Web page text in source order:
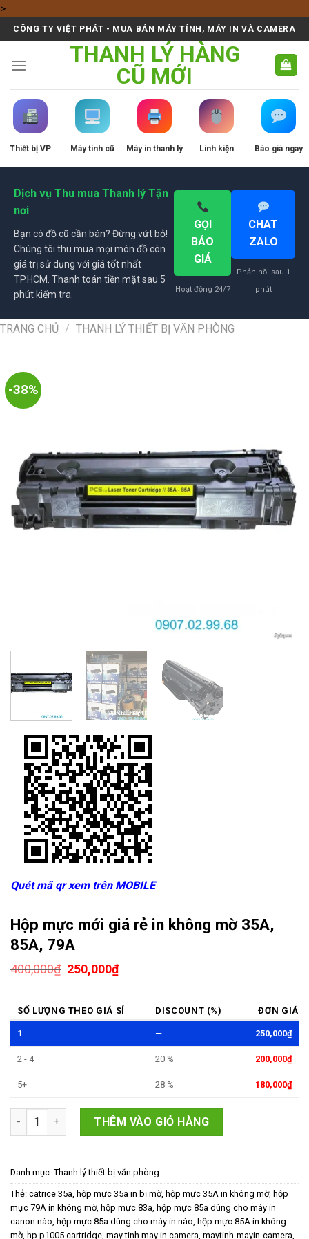
>Skip
to
content
CÔNG TY VIỆT PHÁT - MUA BÁN MÁY TÍNH, MÁY IN VÀ CAMERA
THANH LÝ HÀNG
CŨ MỚI
Thiết bị VP Máy tính cũ Máy in thanh lý Linh kiện Báo giá ngay
Dịch vụ Thu mua Thanh lý Tận
nơi
Bạn có đồ cũ cần bán? Đừng vứt bỏ!
Chúng tôi thu mua mọi món đồ còn
giá trị sử dụng với giá tốt nhất
TP.HCM. Thanh toán tiền mặt sau 5
phút kiểm tra.
GỌI
BÁO
GIÁ
Hoạt động 24/7
CHAT
ZALO
Phản hồi sau 1
phút
TRANG CHỦ / THANH LÝ THIẾT BỊ VĂN PHÒNG
-38%
Quét mã qr xem trên MOBILE
Hộp mực mới giá rẻ in không mờ 35A,
85A, 79A
400,000₫ 250,000₫
SỐ LƯỢNG THEO GIÁ SỈ DISCOUNT (%) ĐƠN GIÁ
1 — 250,000₫
2 - 4 20 % 200,000₫
5+ 28 % 180,000₫
Hộp mực mới giá rẻ in không mờ 35A, 85A, 79A số lượng
THÊM VÀO GIỎ HÀNG
Danh mục: Thanh lý thiết bị văn phòng
Thẻ: catrice 35a hộp mực 35a in bị mờ, hộp mực 35A in không mờ, hộp
mực 79A in không mờ, hộp mực 83a hộp mực 85a dùng cho máy in
canon nào hộp mực 85a dùng cho máy in nào hộp mực 85A in không
mờ, hp p1005 cartridge may tinh may in camera maytinh-mayin-camera